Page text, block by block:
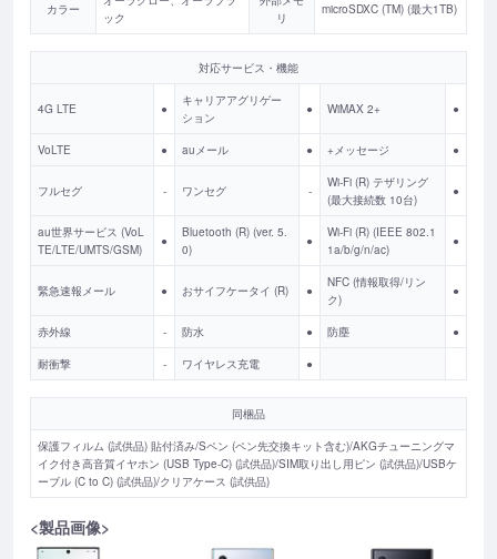
カラー
ック
リ
microSDXC (TM) (最大1TB)
対応サービス・機能
4G LTE ●
キャリアアグリゲー
ション
● WiMAX 2+ ●
VoLTE ● auメール ● +メッセージ ●
フルセグ - ワンセグ -
Wi-Fi (R) テザリング
(最大接続数 10台)
●
au世界サービス (VoL
TE/LTE/UMTS/GSM)
●
Bluetooth (R) (ver. 5.
0)
●
Wi-Fi (R) (IEEE 802.1
1a/b/g/n/ac)
●
緊急速報メール ● おサイフケータイ (R) ●
NFC (情報取得/リン
ク)
●
赤外線 - 防水 ● 防塵 ●
耐衝撃 - ワイヤレス充電 ●
同梱品
保護フィルム (試供品) 貼付済み/Sペン (ペン先交換キット含む)/AKGチューニングマ
イク付き高音質イヤホン (USB Type-C) (試供品)/SIM取り出し用ピン (試供品)/USBケ
ーブル (C to C) (試供品)/クリアケース (試供品)
<製品画像>